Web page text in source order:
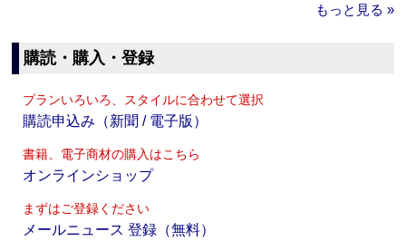
もっと見る »
購読・購入・登録
プランいろいろ、スタイルに合わせて選択
購読申込み（新聞 / 電子版）
書籍、電子商材の購入はこちら
オンラインショップ
まずはご登録ください
メールニュース 登録（無料）